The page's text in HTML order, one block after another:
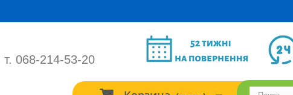
т. 068-214-53-20